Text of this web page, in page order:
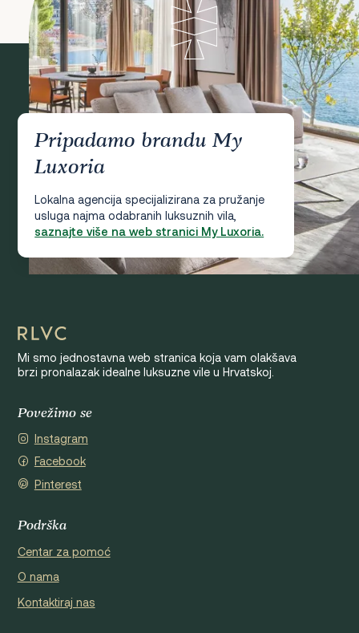
Pripadamo brandu My
Luxoria
Lokalna agencija specijalizirana za pružanje
usluga najma odabranih luksuznih vila,
saznajte više na web stranici My Luxoria.
Mi smo jednostavna web stranica koja vam olakšava
brzi pronalazak idealne luksuzne vile u Hrvatskoj.
Povežimo se
Instagram
Facebook
Pinterest
Podrška
Centar za pomoć
O nama
Kontaktiraj nas